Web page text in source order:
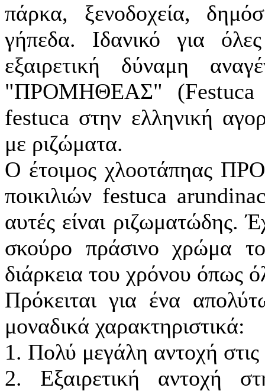
πάρκα, ξενοδοχεία,
γήπεδα. Ιδανικό για
εξαιρετική δύναμη
"ΠΡΟΜΗΘΕΑΣ" (Festuca
festuca στην ελληνική
με ριζώματα.
Ο έτοιμος χλοοτάπηας
ποικιλιών festuca
αυτές είναι ριζωματώδης.
σκούρο πράσινο χρώμα
διάρκεια του χρόνου όπως
Πρόκειται για ένα
μοναδικά χαρακτηριστικά:
1. Πολύ μεγάλη αντοχή
2. Εξαιρετική αντοχή